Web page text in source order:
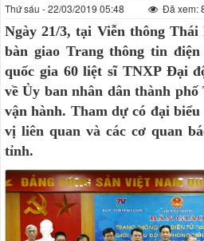
Thứ sáu - 22/03/2019 05:48 Đã xem:
Ngày 21/3, tại Viễn thông
bàn giao Trang thông tin
quốc gia 60 liệt sĩ TNXP Đại
về Ủy ban nhân dân thành
vận hành. Tham dự có đại biểu
vị liên quan và các cơ quan
tỉnh.